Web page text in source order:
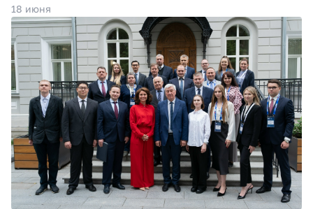
18 июня